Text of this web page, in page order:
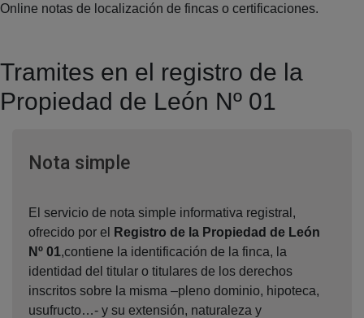
Online notas de localización de fincas o certificaciones.
Tramites en el registro de la
Propiedad de León Nº 01
Nota simpleVentana nueva
El servicio de nota simple informativa registral,
ofrecido por el
Registro de la Propiedad de León
Nº 01,contiene la identificación de la finca, la
identidad del titular o titulares de los derechos
inscritos sobre la misma –pleno dominio, hipoteca,
usufructo…- y su extensión, naturaleza y